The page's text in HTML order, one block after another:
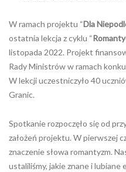
W ramach projektu “Dla
ostatnia lekcja z cyklu “
listopada 2022. Projekt
Rady Ministrów w ramach
W lekcji uczestniczyło 40
Granic.
Spotkanie rozpoczęło się od
założeń projektu. W pierwszej
znaczenie słowa romantyzm.
ustaliliśmy, jakie znane i